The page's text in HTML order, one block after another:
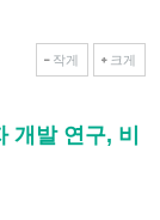
작게 크게
개발 연구, 비